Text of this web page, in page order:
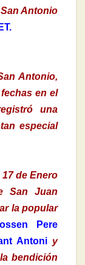
Antonio
Antonio,
en el
una
especial
de Enero
San Juan
la popular
Pere
Antoni y
bendición